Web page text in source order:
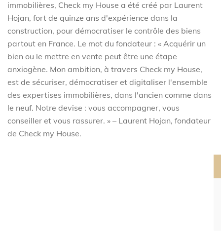
immobilières, Check my House a été créé par Laurent
Hojan, fort de quinze ans d'expérience dans la
construction, pour démocratiser le contrôle des biens
partout en France. Le mot du fondateur : « Acquérir un
bien ou le mettre en vente peut être une étape
anxiogène. Mon ambition, à travers Check my House,
est de sécuriser, démocratiser et digitaliser l'ensemble
des expertises immobilières, dans l'ancien comme dans
le neuf. Notre devise : vous accompagner, vous
conseiller et vous rassurer. » – Laurent Hojan, fondateur
de Check my House.